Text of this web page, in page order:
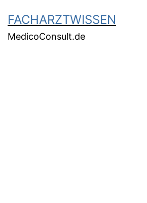
FACHARZTWISSEN
MedicoConsult.de